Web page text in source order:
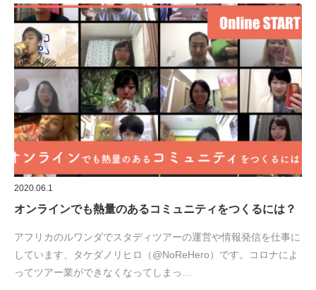
2020.06.1
オンラインでも熱量のあるコミュニティをつくるには？
アフリカのルワンダでスタディツアーの運営や情報発信を仕事に
しています、タケダノリヒロ（@NoReHero）です。コロナによ
ってツアー業ができなくなってしまっ…